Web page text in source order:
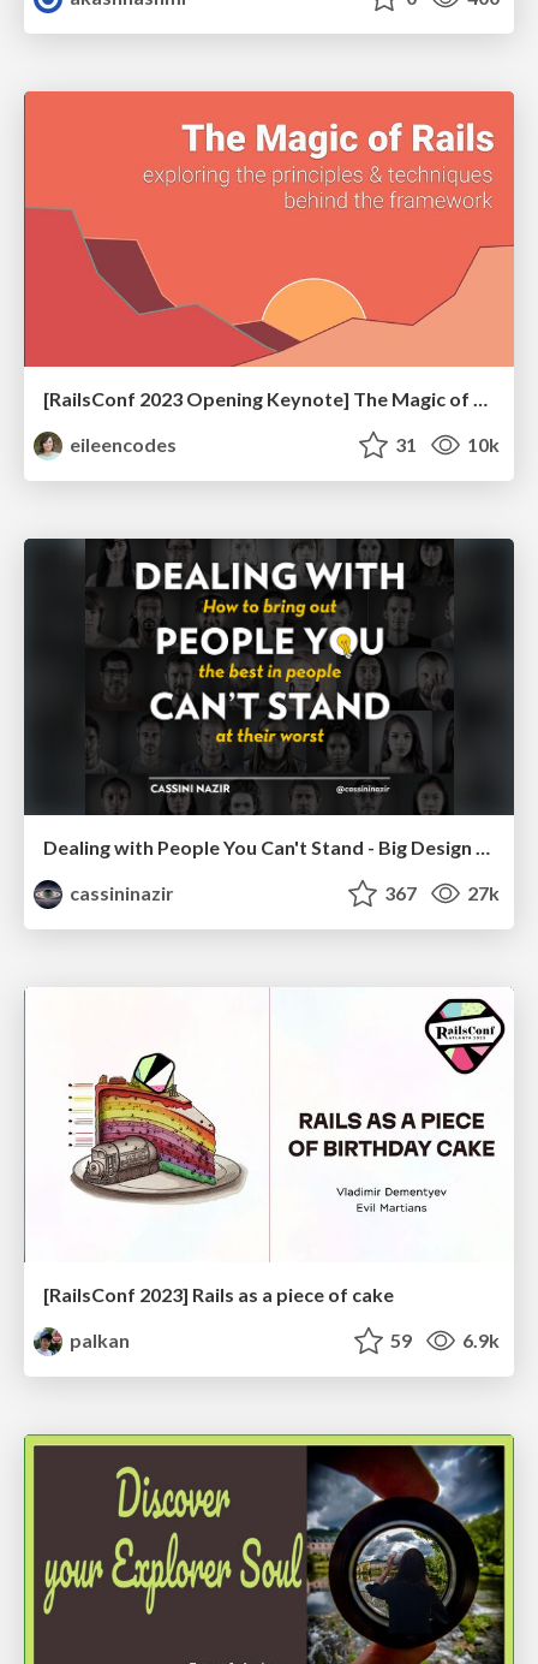
[RailsConf 2023 Opening Keynote] The Magic of Rails
eileencodes
31 10k
Dealing with People You Can't Stand - Big Design 2015
cassininazir
367 27k
[RailsConf 2023] Rails as a piece of cake
palkan
59 6.9k